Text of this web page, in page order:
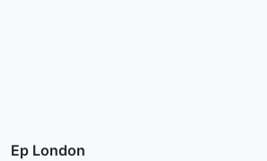
Ep London